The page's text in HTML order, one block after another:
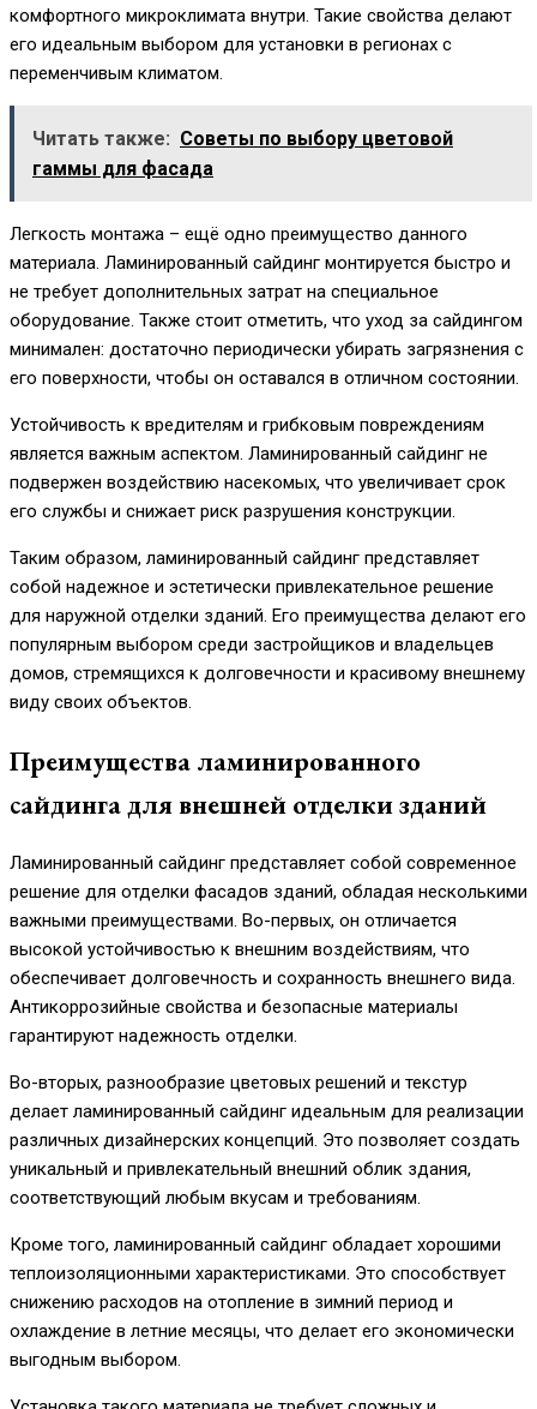
комфортного микроклимата внутри. Такие свойства делают
его идеальным выбором для установки в регионах с
переменчивым климатом.
Читать также: Советы по выбору цветовой
гаммы для фасада
Легкость монтажа – ещё одно преимущество данного
материала. Ламинированный сайдинг монтируется быстро и
не требует дополнительных затрат на специальное
оборудование. Также стоит отметить, что уход за сайдингом
минимален: достаточно периодически убирать загрязнения с
его поверхности, чтобы он оставался в отличном состоянии.
Устойчивость к вредителям и грибковым повреждениям
является важным аспектом. Ламинированный сайдинг не
подвержен воздействию насекомых, что увеличивает срок
его службы и снижает риск разрушения конструкции.
Таким образом, ламинированный сайдинг представляет
собой надежное и эстетически привлекательное решение
для наружной отделки зданий. Его преимущества делают его
популярным выбором среди застройщиков и владельцев
домов, стремящихся к долговечности и красивому внешнему
виду своих объектов.
Преимущества ламинированного
сайдинга для внешней отделки зданий
Ламинированный сайдинг представляет собой современное
решение для отделки фасадов зданий, обладая несколькими
важными преимуществами. Во-первых, он отличается
высокой устойчивостью к внешним воздействиям, что
обеспечивает долговечность и сохранность внешнего вида.
Антикоррозийные свойства и безопасные материалы
гарантируют надежность отделки.
Во-вторых, разнообразие цветовых решений и текстур
делает ламинированный сайдинг идеальным для реализации
различных дизайнерских концепций. Это позволяет создать
уникальный и привлекательный внешний облик здания,
соответствующий любым вкусам и требованиям.
Кроме того, ламинированный сайдинг обладает хорошими
теплоизоляционными характеристиками. Это способствует
снижению расходов на отопление в зимний период и
охлаждение в летние месяцы, что делает его экономически
выгодным выбором.